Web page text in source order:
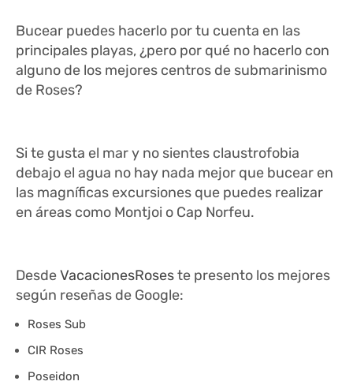
Bucear puedes hacerlo por tu cuenta en las
principales playas, ¿pero por qué no hacerlo con
alguno de los mejores centros de submarinismo
de Roses?
Si te gusta el mar y no sientes claustrofobia
debajo el agua no hay nada mejor que bucear en
las magníficas excursiones que puedes realizar
en áreas como Montjoi o Cap Norfeu.
DesdeVacacionesRoseste presento los mejores
según reseñas de Google:
Roses Sub
CIR Roses
Poseidon